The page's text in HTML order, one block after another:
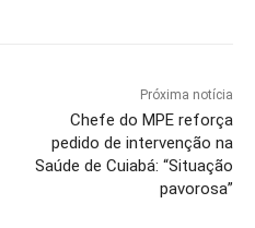
Próxima notícia
Chefe do MPE reforça
pedido de intervenção na
Saúde de Cuiabá: “Situação
pavorosa”